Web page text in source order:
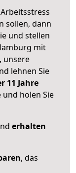
sollen, dann
und stellen
mit
, unsere
lehnen Sie
11 Jahre
holen Sie
erhalten
, das